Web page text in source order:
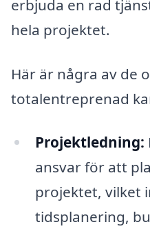
erbjuda en rad
hela projektet.
Här är några av de
totalentreprenad
Projektledning:
ansvar för att
projektet, vilket
tidsplanering,